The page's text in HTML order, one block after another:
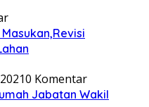
0 Komentar
Jabatan Wakil